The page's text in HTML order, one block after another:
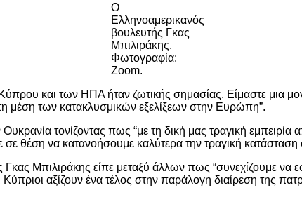
Ο
Ελληνοαμερικανός
βουλευτής Γκας
Μπιλιράκης.
Φωτογραφία:
Zoom.
και των ΗΠΑ ήταν ζωτικής σημασίας. Είμαστε μια
μέση των κατακλυσμικών εξελίξεων στην Ευρώπη”.
τονίζοντας πως “με τη δική μας τραγική εμπειρία
σε θέση να κατανοήσουμε καλύτερα την τραγική κατάσταση
Μπιλιράκης είπε μεταξύ άλλων πως “συνεχίζουμε να
αξίζουν ένα τέλος στην παράλογη διαίρεση της